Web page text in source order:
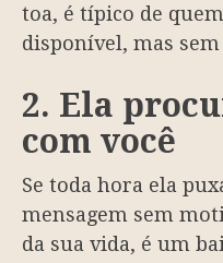
toa, é típico de
disponível, mas
2. Ela
com você
Se toda hora ela
mensagem sem
da sua vida, é um